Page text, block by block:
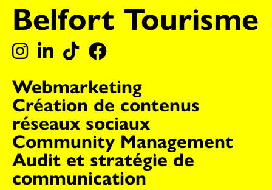
Belfort Tourisme
⁠Webmarketing
Création de contenus
réseaux sociaux
⁠Community Management
Audit et stratégie de
communication